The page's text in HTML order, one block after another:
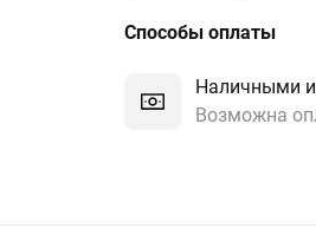
Способы оплаты
Наличными
Возможна